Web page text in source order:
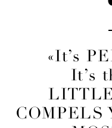
«It’s
It’s
COMPELS